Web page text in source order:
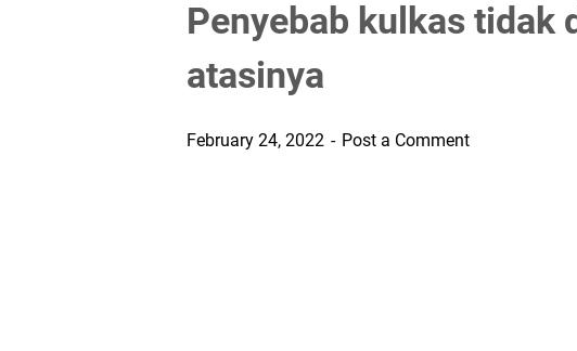
Penyebab kulkas tidak
atasinya
February 24, 2022 Post a Comment